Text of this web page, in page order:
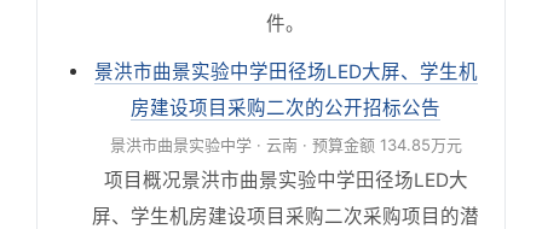
件。
景洪市曲景实验中学田径场LED大屏、学生机
房建设项目采购二次的公开招标公告
景洪市曲景实验中学 · 云南 · 预算金额 134.85万元
项目概况景洪市曲景实验中学田径场LED大
屏、学生机房建设项目采购二次采购项目的潜